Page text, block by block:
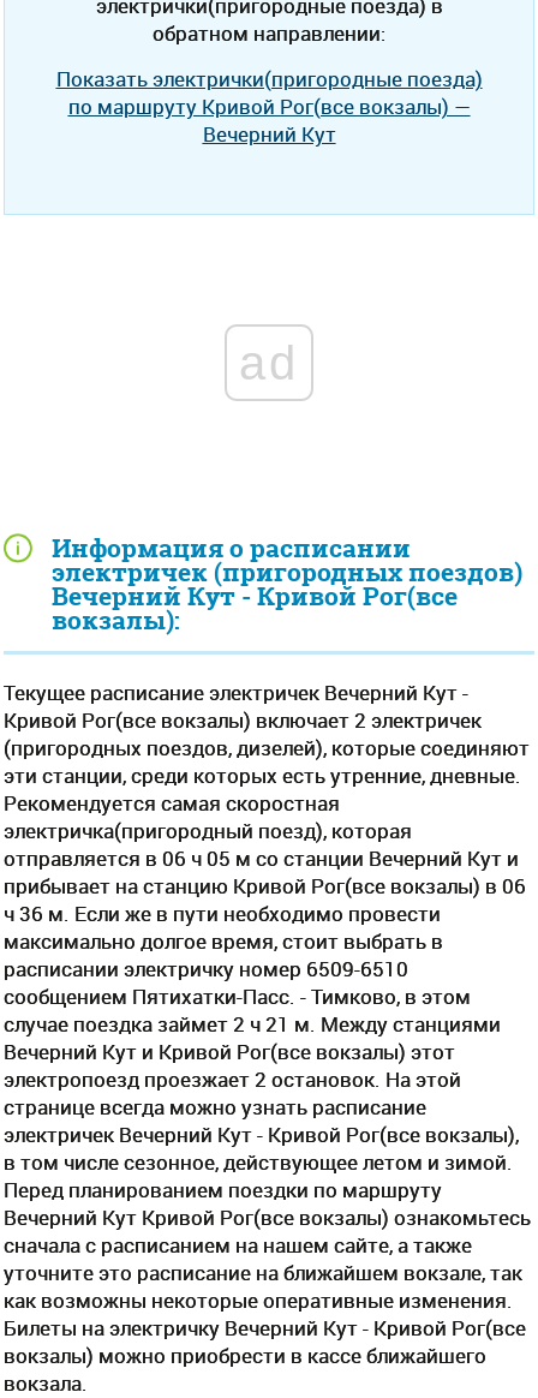
Информация о расписании
электричек (пригородных поездов)
Вечерний Кут - Кривой Рог(все
вокзалы):
Текущее расписание электричек Вечерний Кут -
Кривой Рог(все вокзалы) включает 2 электричек
(пригородных поездов, дизелей), которые соединяют
эти станции, среди которых есть утренние, дневные.
Рекомендуется самая скоростная
электричка(пригородный поезд), которая
отправляется в 06 ч 05 м со станции Вечерний Кут и
прибывает на станцию Кривой Рог(все вокзалы) в 06
ч 36 м. Если же в пути необходимо провести
максимально долгое время, стоит выбрать в
расписании электричку номер 6509-6510
сообщением Пятихатки-Пасс. - Тимково, в этом
случае поездка займет 2 ч 21 м. Между станциями
Вечерний Кут и Кривой Рог(все вокзалы) этот
электропоезд проезжает 2 остановок. На этой
странице всегда можно узнать расписание
электричек Вечерний Кут - Кривой Рог(все вокзалы),
в том числе сезонное, действующее летом и зимой.
Перед планированием поездки по маршруту
Вечерний Кут Кривой Рог(все вокзалы) ознакомьтесь
сначала с расписанием на нашем сайте, а также
уточните это расписание на ближайшем вокзале, так
как возможны некоторые оперативные изменения.
Билеты на электричку Вечерний Кут - Кривой Рог(все
вокзалы) можно приобрести в кассе ближайшего
вокзала.
обратном направлении:
Показать электрички(пригородные поезда)
по маршруту Кривой Рог(все вокзалы) —
Вечерний Кут
ad